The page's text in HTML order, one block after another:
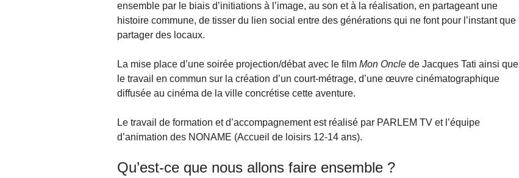
ensemble par le biais d’initiations à l’image, au son et à la réalisation, en partageant une
histoire commune, de tisser du lien social entre des générations qui ne font pour l’instant que
partager des locaux.
La mise place d’une soirée projection/débat avec le film Mon Oncle de Jacques Tati ainsi que
le travail en commun sur la création d’un court-métrage, d’une œuvre cinématographique
diffusée au cinéma de la ville concrétise cette aventure.
Le travail de formation et d’accompagnement est réalisé par PARLEM TV et l’équipe
d’animation des NONAME (Accueil de loisirs 12-14 ans).
Qu’est-ce que nous allons faire ensemble ?